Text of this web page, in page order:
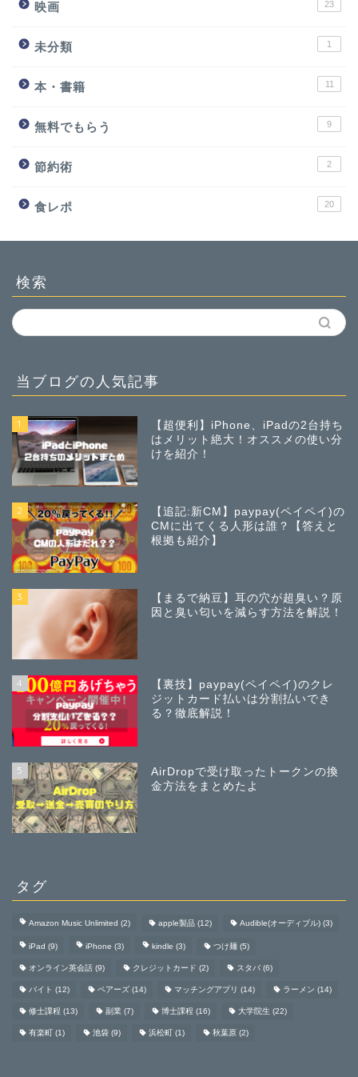
映画 23
未分類 1
本・書籍 11
無料でもらう 9
節約術 2
食レポ 20
検索
当ブログの人気記事
1
【超便利】iPhone、iPadの2台持ち
はメリット絶大！オススメの使い分
けを紹介！
2
【追記:新CM】paypay(ペイペイ)の
CMに出てくる人形は誰？【答えと
根拠も紹介】
3
【まるで納豆】耳の穴が超臭い？原
因と臭い匂いを減らす方法を解説！
4
【裏技】paypay(ペイペイ)のクレ
ジットカード払いは分割払いでき
る？徹底解説！
5
AirDropで受け取ったトークンの換
金方法をまとめたよ
タグ
Amazon Music Unlimited (2) apple製品 (12) Audible(オーディブル) (3)
iPad (9) iPhone (3) kindle (3) つけ麺 (5)
オンライン英会話 (9) クレジットカード (2) スタバ (6)
バイト (12) ペアーズ (14) マッチングアプリ (14) ラーメン (14)
修士課程 (13) 副業 (7) 博士課程 (16) 大学院生 (22)
有楽町 (1) 池袋 (9) 浜松町 (1) 秋葉原 (2)